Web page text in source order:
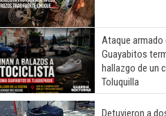
Ataque armado
Guayabitos
hallazgo de un
Toluquilla
Detuvieron a